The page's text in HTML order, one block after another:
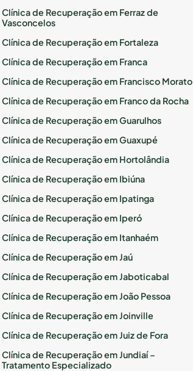
Clínica de Recuperação em Ferraz de
Vasconcelos
Clínica de Recuperação em Fortaleza
Clínica de Recuperação em Franca
Clínica de Recuperação em Francisco Morato
Clínica de Recuperação em Franco da Rocha
Clínica de Recuperação em Guarulhos
Clínica de Recuperação em Guaxupé
Clínica de Recuperação em Hortolândia
Clínica de Recuperação em Ibiúna
Clínica de Recuperação em Ipatinga
Clínica de Recuperação em Iperó
Clínica de Recuperação em Itanhaém
Clínica de Recuperação em Jaú
Clínica de Recuperação em Jaboticabal
Clínica de Recuperação em João Pessoa
Clínica de Recuperação em Joinville
Clínica de Recuperação em Juiz de Fora
Clínica de Recuperação em Jundiaí –
Tratamento Especializado